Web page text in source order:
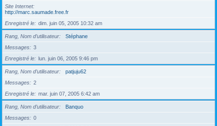
Site Internet
http://marc.saumade.free.fr
Enregistré le
dim. juin 05, 2005 10:32 am
Rang, Nom d’utilisateur
Stéphane
Messages
3
Enregistré le
lun. juin 06, 2005 9:46 pm
Rang, Nom d’utilisateur
patjuju62
Messages
2
Enregistré le
mar. juin 07, 2005 6:42 am
Rang, Nom d’utilisateur
Banquo
Messages
0